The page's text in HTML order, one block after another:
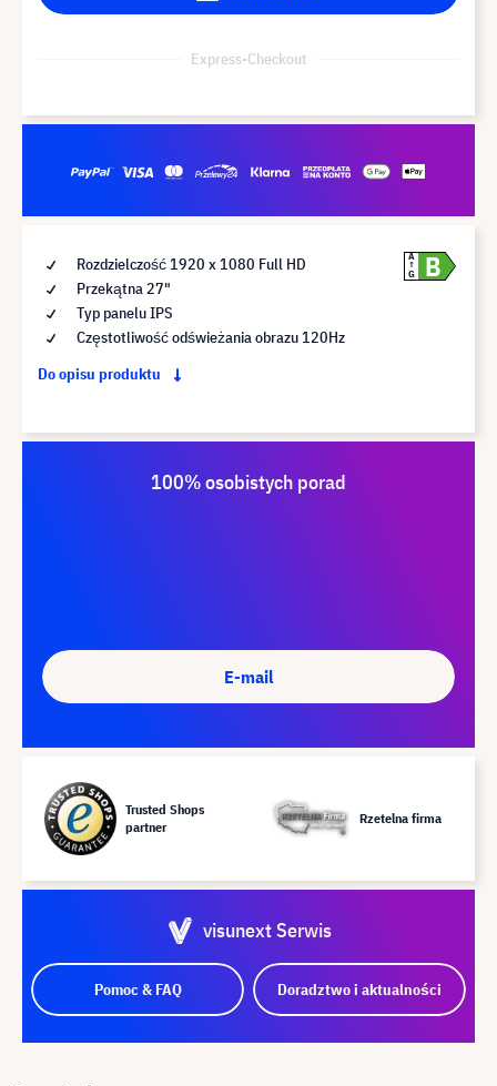
Express-Checkout
Rozdzielczość 1920 x 1080 Full HD
Przekątna 27"
Typ panelu IPS
Częstotliwość odświeżania obrazu 120Hz
Do opisu produktu
A
G
B
100% osobistych porad
E-mail
Trusted Shops
partner
Rzetelna firma
visunext Serwis
Pomoc & FAQ Doradztwo i aktualności